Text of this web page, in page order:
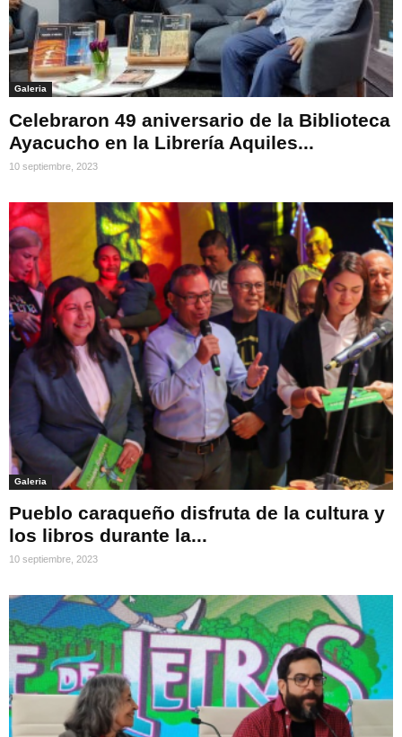
Galeria
Celebraron 49 aniversario de la Biblioteca
Ayacucho en la Librería Aquiles...
10 septiembre, 2023
Galeria
Pueblo caraqueño disfruta de la cultura y
los libros durante la...
10 septiembre, 2023